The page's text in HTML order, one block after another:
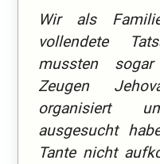
Wir als
vollendete
mussten
Zeugen
organisiert
ausgesucht
Tante nicht